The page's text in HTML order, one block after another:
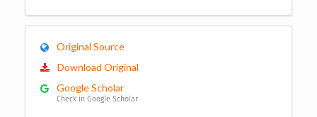
Original Source
Download Original
Google Scholar
Check in Google Scholar